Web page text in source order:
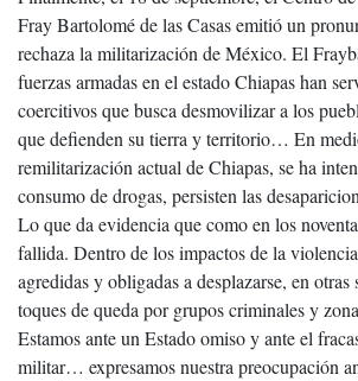
Fray Bartolomé de las Casas emitió un
rechaza la militarización de México. El
fuerzas armadas en el estado Chiapas han
coercitivos que busca desmovilizar a los
que defienden su tierra y territorio… En
remilitarización actual de Chiapas, se ha
consumo de drogas, persisten las
Lo que da evidencia que como en los
fallida. Dentro de los impactos de la
agredidas y obligadas a desplazarse, en otras
toques de queda por grupos criminales y
Estamos ante un Estado omiso y ante el
militar… expresamos nuestra preocupación